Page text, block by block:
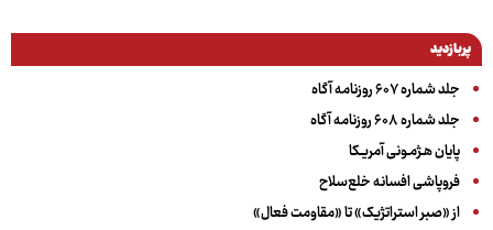
پربازدید
جلد شماره ۶۰۷ روزنامه آگاه
جلد شماره ۶۰۸ روزنامه آگاه
پایان هـژمـونی آمریـکا
فروپاشی افسانه خلع‌سلاح
از «صبر استراتژیک» تا «مقاومت فعال»